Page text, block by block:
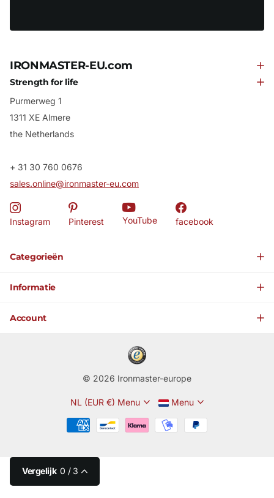
Categorieën
Informatie
Account
IRONMASTER-EU.com
Strength for life
Purmerweg 1
1311 XE Almere
the Netherlands
+ 31 30 760 0676
sales.online@ironmaster-eu.com
Instagram Pinterest YouTube facebook
© 2026 Ironmaster-europe
NL (EUR €) Menu Menu
Vergelijk 0 / 3